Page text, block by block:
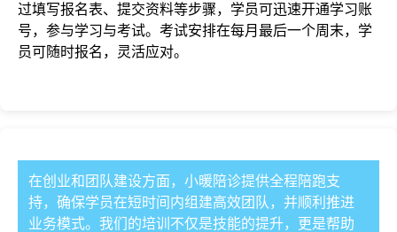
过填写报名表、提交资料等步骤，学员可迅速开通学习账
号，参与学习与考试。考试安排在每月最后一个周末，学
员可随时报名，灵活应对。
在创业和团队建设方面，小暖陪诊提供全程陪跑支
持，确保学员在短时间内组建高效团队，并顺利推进
业务模式。我们的培训不仅是技能的提升，更是帮助